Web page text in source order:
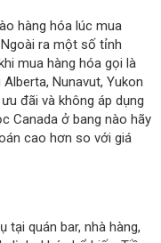
hàng hóa lúc mua
ra một số tỉnh
mua hàng hóa gọi là
Nunavut, Yukon
đãi và không áp dụng
Canada ở bang nào hãy
cao hơn so với giá
tại quán bar, nhà hàng,